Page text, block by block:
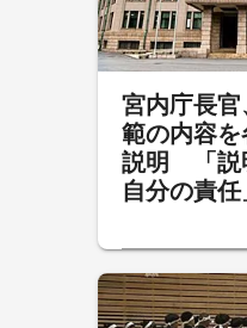
宮内庁長
範の内容
説明 「説
自分の責